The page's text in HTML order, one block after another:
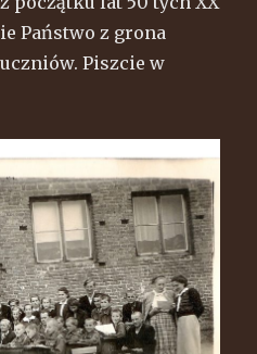
Państwo z grona
Piszcie w